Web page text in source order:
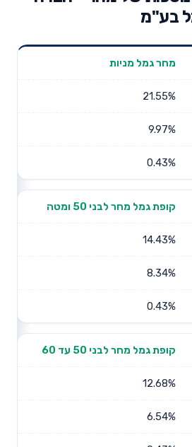
בע"מ
תשואה
מחר גמל מניות
21.55%
9.97%
0.43%
קופת גמל מחר לבני 50 ומטה
14.43%
8.34%
0.43%
קופת גמל מחר לבני 50 עד 60
12.68%
6.54%